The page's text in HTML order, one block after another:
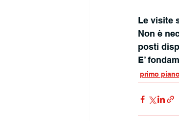
Le visite
Non è
posti
E’
primo piano